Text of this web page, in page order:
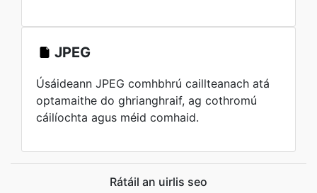
JPEG
Úsáideann JPEG comhbhrú caillteanach atá
optamaithe do ghrianghraif, ag cothromú
cáilíochta agus méid comhaid.
Rátáil an uirlis seo